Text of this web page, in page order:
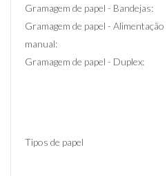
Gramagem de papel - Bandejas:
Gramagem de papel - Alimentação
manual:
Gramagem de papel - Duplex:
Tipos de papel